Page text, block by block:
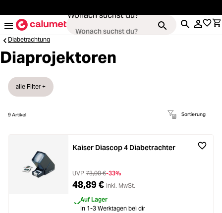
Wonach suchst du?
Kameras
Stative & Gimbals
Diabetrachtung
Diaprojektoren
9Artikel Sortierung
alle Filter +
Kaiser Diascop 4 Diabetrachter
UVP 73,00 €-33%
48,89 € inkl. MwSt.
Auf Lager
In 1-3 Werktagen bei dir